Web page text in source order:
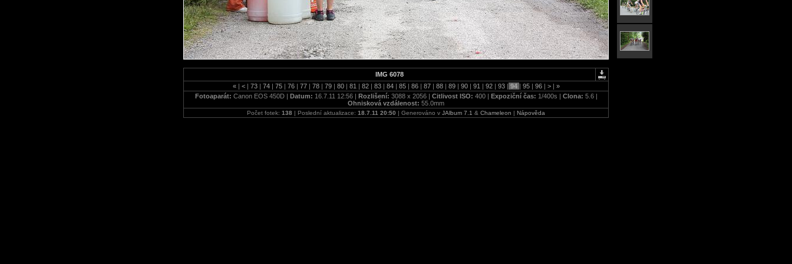
IMG 6078
« | < | 73 | 74 | 75 | 76 | 77 | 78 | 79 | 80 | 81 | 82 | 83 | 84 | 85 | 86 | 87 | 88 | 89 | 90 | 91 | 92 | 93 | 94 | 95 | 96 | > | »
Fotoaparát: Canon EOS 450D | Datum: 16.7.11 12:56 | Rozlišení: 3088 x 2056 | Citlivost ISO: 400 | Expoziční čas: 1/400s | Clona: 5.6 |
Ohnisková vzdálenost: 55.0mm
Počet fotek: 138 | Poslední aktualizace: 18.7.11 20:50 | Generováno v JAlbum 7.1 & Chameleon | Nápověda